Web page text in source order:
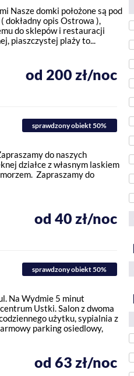
Nasze domki położone są pod
dokładny opis Ostrowa ),
do sklepów i restauracji
piaszczystej plaży to...
od 200 zł/noc
sprawdzony obiekt 50%
do naszych
działce z własnym laskiem
Zapraszamy do
od 40 zł/noc
sprawdzony obiekt 50%
Na Wydmie 5 minut
Ustki. Salon z dwoma
użytku, sypialnia z
parking osiedlowy,
od 63 zł/noc